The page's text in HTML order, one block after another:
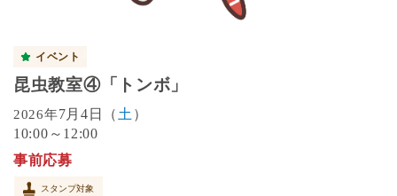
イベント
昆虫教室④「トンボ」
2026年7月4日（ 土 ）
10:00～12:00
事前応募
スタンプ対象